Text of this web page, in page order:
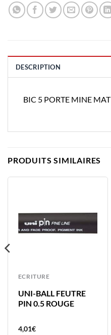
DESCRIPTION
BIC 5 PORTE MINE
PRODUITS SIMILAIRES
ECRITURE
UNI-BALL FEUTRE
PIN 0.5 ROUGE
4,01€